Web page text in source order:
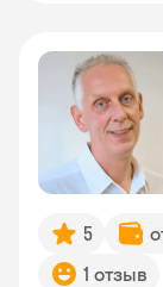
5
1 отзыв